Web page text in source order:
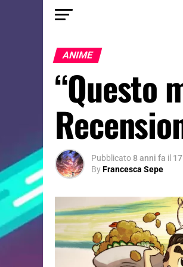
ANIME
“Questo
Pubblicato8 anni fa il
ByFrancesca Sepe